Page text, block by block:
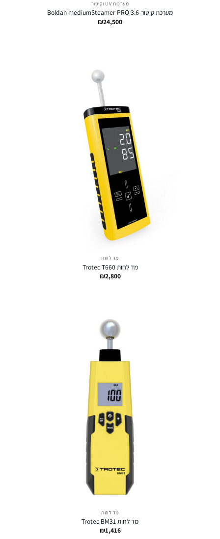
מערכות UV וקיטור
מערכת קיטור-Boldan mediumSteamer PRO 3.6
₪24,500
מד לחות
מד לחות Trotec T660
₪2,800
מד לחות
מד לחות Trotec BM31
₪1,416